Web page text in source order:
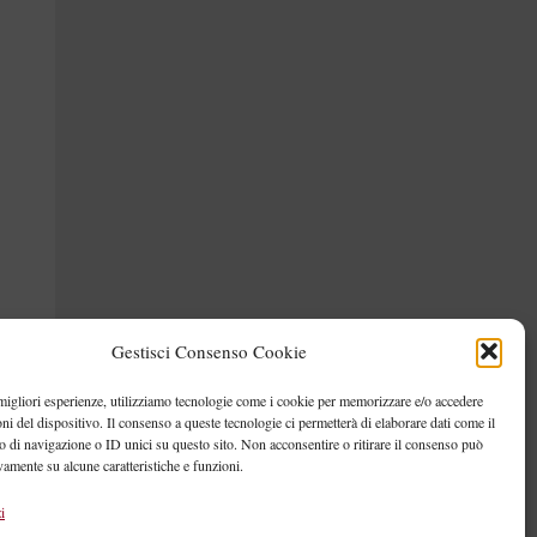
Gestisci Consenso Cookie
esperienze, utilizziamo tecnologie come i cookie per memorizzare e/o accedere
del dispositivo. Il consenso a queste tecnologie ci permetterà di elaborare dati come il
di navigazione o ID unici su questo sito. Non acconsentire o ritirare il consenso può
su alcune caratteristiche e funzioni.